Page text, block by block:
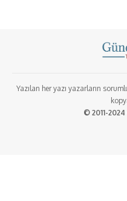
Yazılan her yazı yazarların
© 2011-